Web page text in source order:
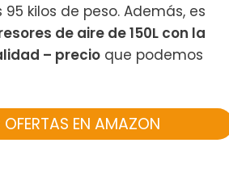
kilos de peso. Además, es
de aire de 150L con la
– precio que podemos
OFERTAS EN AMAZON